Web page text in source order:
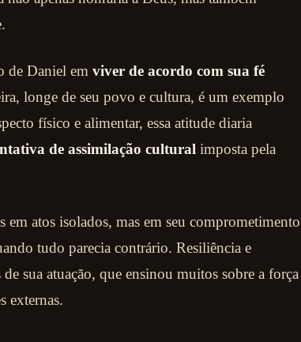
de Daniel em viver de acordo com sua fé
longe de seu povo e cultura, é um exemplo
físico e alimentar, essa atitude diaria
de assimilação cultural imposta pela
em atos isolados, mas em seu comprometimento
tudo parecia contrário. Resiliência e
de sua atuação, que ensinou muitos sobre a força
externas.